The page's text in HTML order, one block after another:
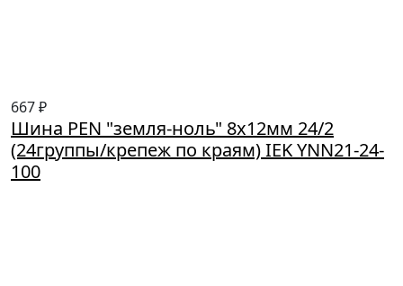
667 ₽
Шина PEN "земля-ноль" 8х12мм 24/2
(24группы/крепеж по краям) IEK YNN21-24-
100